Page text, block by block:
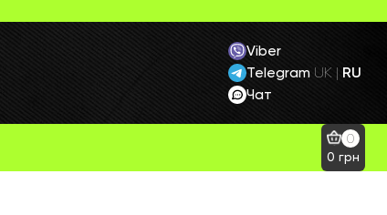
Viber
Telegram
Чат
UK | RU
0
0 грн